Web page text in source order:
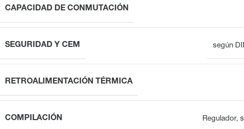
CAPACIDAD DE CONMUTACIÓN
SEGURIDAD Y CEM según
RETROALIMENTACIÓN TÉRMICA
COMPILACIÓN Regulador,